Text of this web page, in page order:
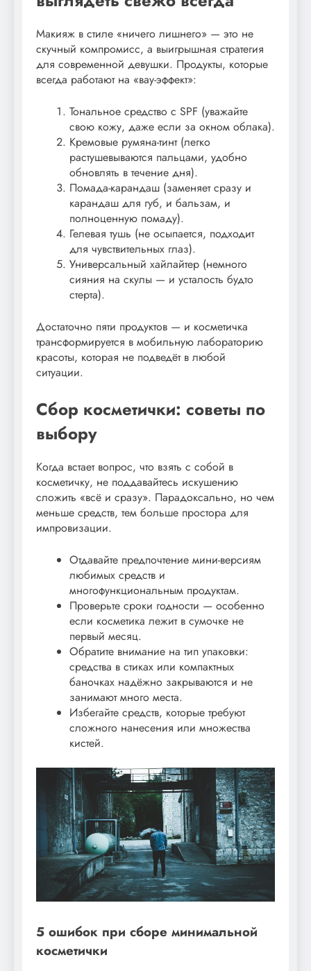
Макияж в стиле «ничего лишнего» — это не
скучный компромисс, а выигрышная стратегия
для современной девушки. Продукты, которые
всегда работают на «вау-эффект»:
Тональное средство с SPF (уважайте
свою кожу, даже если за окном облака).
Кремовые румяна-тинт (легко
растушевываются пальцами, удобно
обновлять в течение дня).
Помада-карандаш (заменяет сразу и
карандаш для губ, и бальзам, и
полноценную помаду).
Гелевая тушь (не осыпается, подходит
для чувствительных глаз).
Универсальный хайлайтер (немного
сияния на скулы — и усталость будто
стерта).
Достаточно пяти продуктов — и косметичка
трансформируется в мобильную лабораторию
красоты, которая не подведёт в любой
ситуации.
Сбор косметички: советы по
выбору
Когда встает вопрос, что взять с собой в
косметичку, не поддавайтесь искушению
сложить «всё и сразу». Парадоксально, но чем
меньше средств, тем больше простора для
импровизации.
Отдавайте предпочтение мини-версиям
любимых средств и
многофункциональным продуктам.
Проверьте сроки годности — особенно
если косметика лежит в сумочке не
первый месяц.
Обратите внимание на тип упаковки:
средства в стиках или компактных
баночках надёжно закрываются и не
занимают много места.
Избегайте средств, которые требуют
сложного нанесения или множества
кистей.
5 ошибок при сборе минимальной
косметички